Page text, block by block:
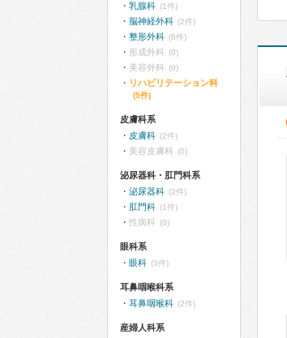
乳腺科 (1件)
脳神経外科 (2件)
整形外科 (6件)
形成外科 (0)
美容外科 (0)
リハビリテーション科
(5件)
皮膚科系
皮膚科 (2件)
美容皮膚科 (0)
泌尿器科・肛門科系
泌尿器科 (2件)
肛門科 (1件)
性病科 (0)
眼科系
眼科 (3件)
耳鼻咽喉科系
耳鼻咽喉科 (2件)
産婦人科系